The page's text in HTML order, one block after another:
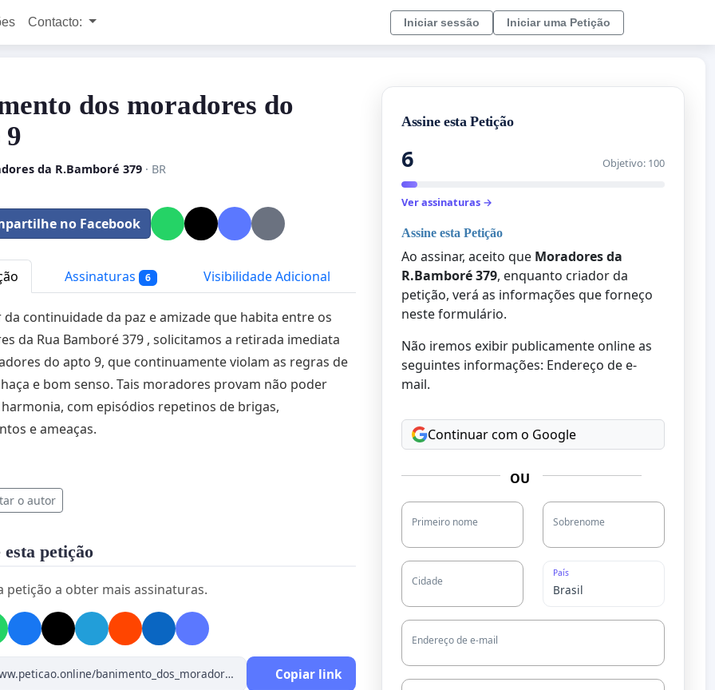
Contacto: Iniciar sessão Iniciar uma Petição
dos moradores do
da R.Bamboré 379· BR
no Facebook
Assinaturas 6 Visibilidade Adicional
da continuidade da paz e amizade que habita entre os
da Rua Bamboré 379 , solicitamos a retirada imediata
do apto 9, que continuamente violam as regras de
e bom senso. Tais moradores provam não poder
com episódios repetinos de brigas,
e ameaças.
o autor
petição
petição a obter mais assinaturas.
Copiar link
Assine esta Petição
6 Objetivo: 100
Ver assinaturas →
Assine esta Petição
Ao assinar, aceito que Moradores da
R.Bamboré 379, enquanto criador da
petição, verá as informações que forneço
neste formulário.
Não iremos exibir publicamente online as
seguintes informações: Endereço de e-
mail.
Continuar com o Google
OU
Primeiro nome Sobrenome
Cidade
País
Endereço de e-mail